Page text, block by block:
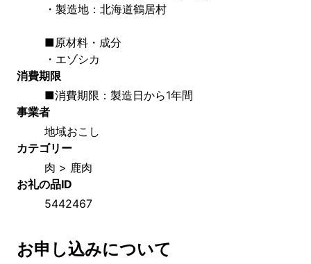
・製造地：北海道鶴居村
■原材料・成分
・エゾシカ
消費期限
■消費期限：製造日から1年間
事業者
地域おこし
カテゴリー
肉 > 鹿肉
お礼の品ID
5442467
お申し込みについて